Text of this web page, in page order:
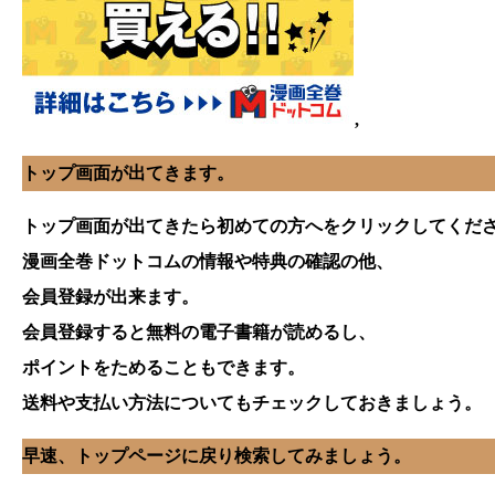
,
トップ画面が出てきます。
トップ画面が出てきたら初めての方へをクリックしてくだ
漫画全巻ドットコムの情報や特典の確認の他、
会員登録が出来ます。
会員登録すると無料の電子書籍が読めるし、
ポイントをためることもできます。
送料や支払い方法についてもチェックしておきましょう。
早速、トップページに戻り検索してみましょう。